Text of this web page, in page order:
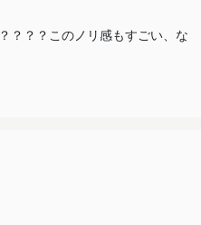
？？？このノリ感もすごい、な